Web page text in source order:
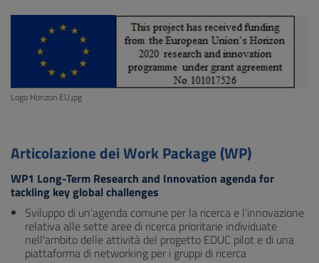
Logo Horizon EU.jpg
Articolazione dei Work Package (WP)
WP1 Long-Term Research and Innovation agenda for
tackling key global challenges
Sviluppo di un'agenda comune per la ricerca e l'innovazione
relativa alle sette aree di ricerca prioritarie individuate
nell'ambito delle attività del progetto EDUC pilot e di una
piattaforma di networking per i gruppi di ricerca